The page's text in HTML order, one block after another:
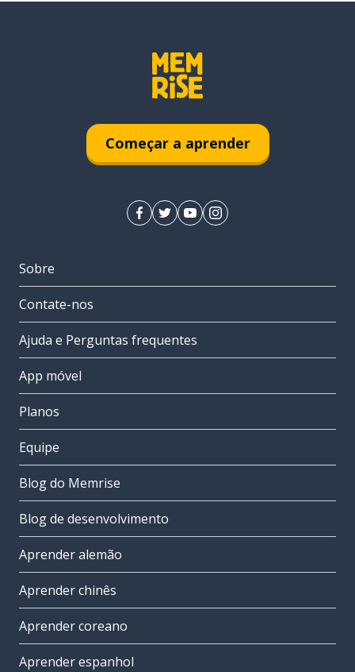
Começar a aprender
Sobre
Contate-nos
Ajuda e Perguntas frequentes
App móvel
Planos
Equipe
Blog do Memrise
Blog de desenvolvimento
Aprender alemão
Aprender chinês
Aprender coreano
Aprender espanhol